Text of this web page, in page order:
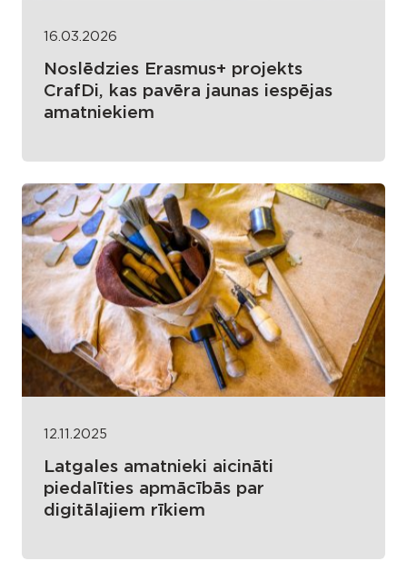
16.03.2026
Noslēdzies Erasmus+ projekts
CrafDi, kas pavēra jaunas iespējas
amatniekiem
12.11.2025
Latgales amatnieki aicināti
piedalīties apmācībās par
digitālajiem rīkiem